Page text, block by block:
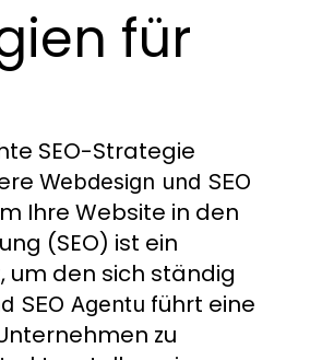
für
SEO-Strategie
Webdesign und SEO
Ihre Website in den
(SEO) ist ein
um den sich ständig
SEO Agentu führt eine
zu